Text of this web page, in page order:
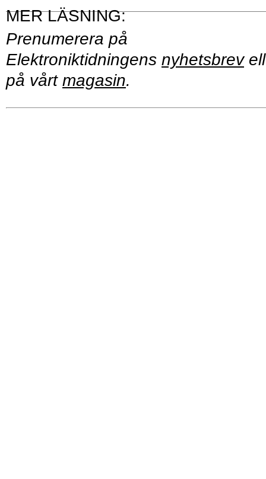
Prenumerera på
Elektroniktidningens nyhetsbrev
på vårt magasin.